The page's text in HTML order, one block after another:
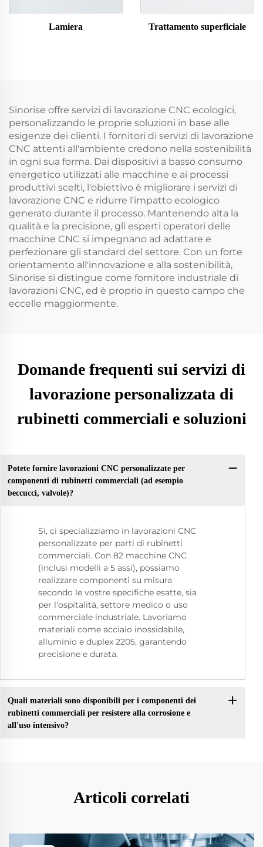
Lamiera Trattamento superficiale
Sinorise offre servizi di lavorazione CNC ecologici,
personalizzando le proprie soluzioni in base alle
esigenze dei clienti. I fornitori di servizi di lavorazione
CNC attenti all'ambiente credono nella sostenibilità
in ogni sua forma. Dai dispositivi a basso consumo
energetico utilizzati alle macchine e ai processi
produttivi scelti, l'obiettivo è migliorare i servizi di
lavorazione CNC e ridurre l'impatto ecologico
generato durante il processo. Mantenendo alta la
qualità e la precisione, gli esperti operatori delle
macchine CNC si impegnano ad adattare e
perfezionare gli standard del settore. Con un forte
orientamento all'innovazione e alla sostenibilità,
Sinorise si distingue come fornitore industriale di
lavorazioni CNC, ed è proprio in questo campo che
eccelle maggiormente.
Domande frequenti sui servizi di
lavorazione personalizzata di
rubinetti commerciali e soluzioni
Potete fornire lavorazioni CNC personalizzate per
componenti di rubinetti commerciali (ad esempio
beccucci, valvole)?
Sì, ci specializziamo in lavorazioni CNC
personalizzate per parti di rubinetti
commerciali. Con 82 macchine CNC
(inclusi modelli a 5 assi), possiamo
realizzare componenti su misura
secondo le vostre specifiche esatte, sia
per l'ospitalità, settore medico o uso
commerciale industriale. Lavoriamo
materiali come acciaio inossidabile,
alluminio e duplex 2205, garantendo
precisione e durata.
Quali materiali sono disponibili per i componenti dei
rubinetti commerciali per resistere alla corrosione e
all'uso intensivo?
Articoli correlati